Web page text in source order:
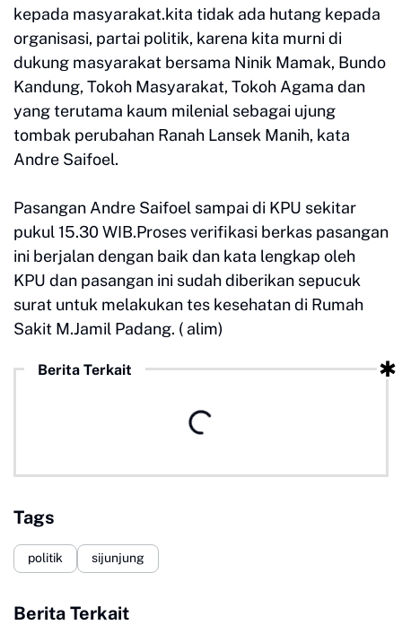
kepada masyarakat.kita tidak ada hutang kepada
organisasi, partai politik, karena kita murni di
dukung masyarakat bersama Ninik Mamak, Bundo
Kandung, Tokoh Masyarakat, Tokoh Agama dan
yang terutama kaum milenial sebagai ujung
tombak perubahan Ranah Lansek Manih, kata
Andre Saifoel.
Pasangan Andre Saifoel sampai di KPU sekitar
pukul 15.30 WIB.Proses verifikasi berkas pasangan
ini berjalan dengan baik dan kata lengkap oleh
KPU dan pasangan ini sudah diberikan sepucuk
surat untuk melakukan tes kesehatan di Rumah
Sakit M.Jamil Padang. ( alim)
Berita Terkait
Tags
politik sijunjung
Berita Terkait